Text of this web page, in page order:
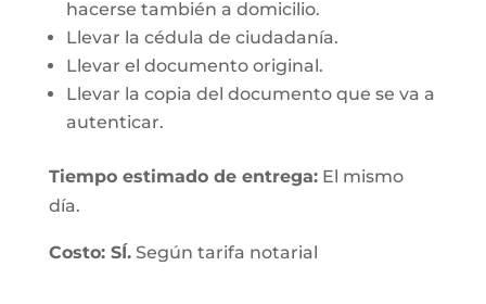
hacerse también a domicilio.
Llevar la cédula de ciudadanía.
Llevar el documento original.
Llevar la copia del documento que se va a
autenticar.
Tiempo estimado de entrega:El mismo
día.
Costo: SÍ.Según tarifa notarial